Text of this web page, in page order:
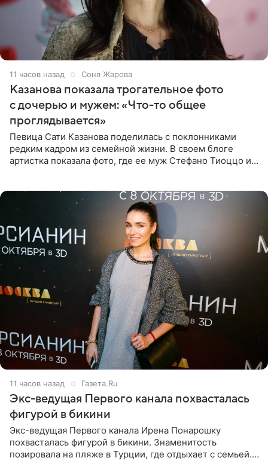
11 часов назад Соня Жарова
Казанова показала трогательное фото
с дочерью и мужем: «Что-то общее
проглядывается»
Певица Сати Казанова поделилась с поклонниками
редким кадром из семейной жизни. В своем блоге
артистка показала фото, где ее муж Стефано Тиоццо и
11 часов назад Газета.Ru
Экс-ведущая Первого канала похвасталась
фигурой в бикини
Экс-ведущая Первого канала Ирена Понарошку
похвасталась фигурой в бикини. Знаменитость
позировала на пляже в Турции, где отдыхает с семьей.